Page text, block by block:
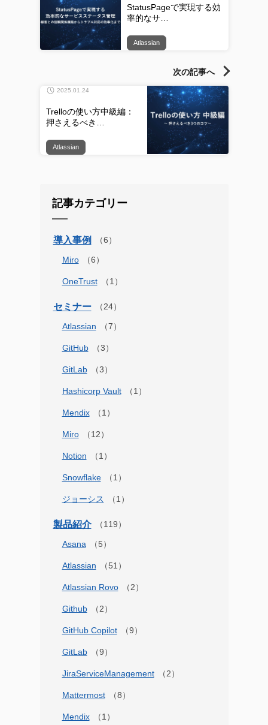
StatusPageで実現する効
率的なサ…
Atlassian
次の記事へ
2025.01.24
Trelloの使い方中級編：
押さえるべき…
Atlassian
記事カテゴリー
導入事例
Miro
OneTrust
セミナー
Atlassian
GitHub
GitLab
Hashicorp Vault
Mendix
Miro
Notion
Snowflake
ジョーシス
製品紹介
Asana
Atlassian
Atlassian Rovo
Github
GitHub Copilot
GitLab
JiraServiceManagement
Mattermost
Mendix